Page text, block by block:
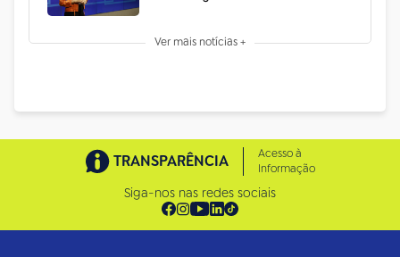
Ver mais notícias +
TRANSPARÊNCIA
Acesso à
Informação
Siga-nos nas redes sociais